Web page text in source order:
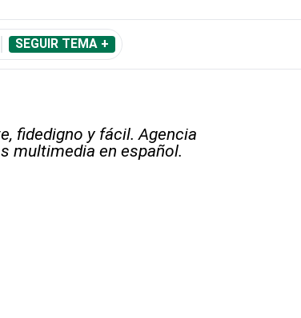
SEGUIR TEMA +
fidedigno y fácil. Agencia
multimedia en español.